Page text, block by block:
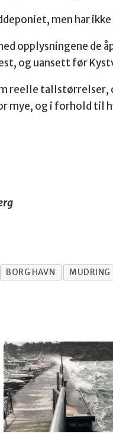
men har
opplysningene de
og uansett før
reelle tallstørrelser,
mye, og i forhold
BORG HAVN MUDRING